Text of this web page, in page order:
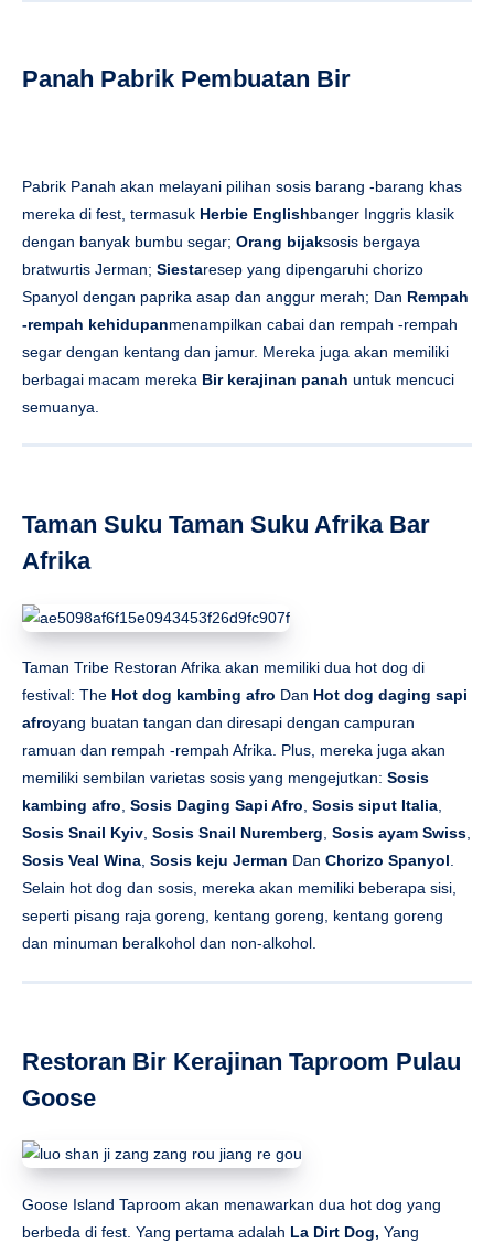
Panah Pabrik Pembuatan Bir
Pabrik Panah akan melayani pilihan sosis barang -barang khas
mereka di fest, termasuk Herbie Englishbanger Inggris klasik
dengan banyak bumbu segar; Orang bijaksosis bergaya
bratwurtis Jerman; Siestaresep yang dipengaruhi chorizo ​​
Spanyol dengan paprika asap dan anggur merah; Dan Rempah
-rempah kehidupanmenampilkan cabai dan rempah -rempah
segar dengan kentang dan jamur. Mereka juga akan memiliki
berbagai macam mereka Bir kerajinan panah untuk mencuci
semuanya.
Taman Suku Taman Suku Afrika Bar
Afrika
Taman Tribe Restoran Afrika akan memiliki dua hot dog di
festival: The Hot dog kambing afro Dan Hot dog daging sapi
afroyang buatan tangan dan diresapi dengan campuran
ramuan dan rempah -rempah Afrika. Plus, mereka juga akan
memiliki sembilan varietas sosis yang mengejutkan: Sosis
kambing afro, Sosis Daging Sapi Afro, Sosis siput Italia,
Sosis Snail Kyiv, Sosis Snail Nuremberg, Sosis ayam Swiss,
Sosis Veal Wina, Sosis keju Jerman Dan Chorizo ​​Spanyol.
Selain hot dog dan sosis, mereka akan memiliki beberapa sisi,
seperti pisang raja goreng, kentang goreng, kentang goreng
dan minuman beralkohol dan non-alkohol.
Restoran Bir Kerajinan Taproom Pulau
Goose
Goose Island Taproom akan menawarkan dua hot dog yang
berbeda di fest. Yang pertama adalah La Dirt Dog, Yang